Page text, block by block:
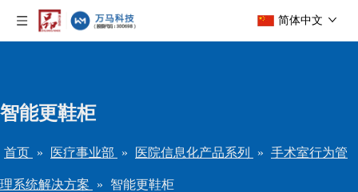
简体中文
智能更鞋柜
首页 » 医疗事业部 » 医院信息化产品系列 » 手术室行为管
理系统解决方案 » 智能更鞋柜